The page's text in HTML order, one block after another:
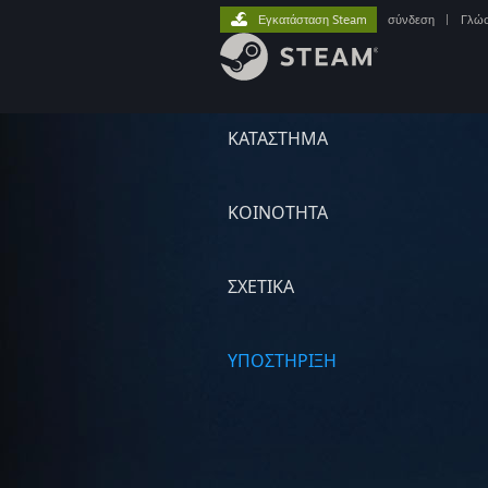
ΚΑΤΑΣΤΗΜΑ
ΚΟΙΝΟΤΗΤΑ
ΣΧΕΤΙΚΆ
ΥΠΟΣΤΗΡΙΞΗ
Εγκατάσταση Steam σύνδεση